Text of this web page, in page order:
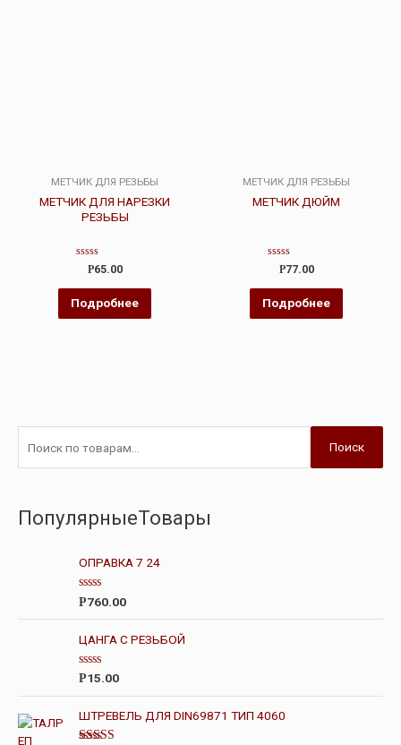
МЕТЧИК ДЛЯ РЕЗЬБЫ
МЕТЧИК ДЛЯ НАРЕЗКИ
РЕЗЬБЫ
Оценка
из
5
Р65.00
Подробнее
МЕТЧИК ДЛЯ РЕЗЬБЫ
МЕТЧИК ДЮЙМ
Оценка
из
5
Р77.00
Подробнее
Поиск
ПопулярныеТовары
ОПРАВКА 7 24
О
е
н
к
а
и
з
Р760.00
ЦАНГА С РЕЗЬБОЙ
О
е
н
к
а
Р15.00
ШТРЕВЕЛЬ ДЛЯ DIN69871 ТИП 4060